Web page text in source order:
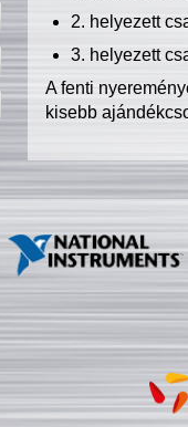
2. helyezett
3. helyezett
A fenti
kisebb